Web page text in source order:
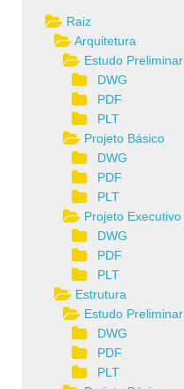
Raiz
Arquitetura
Estudo Preliminar
DWG
PDF
PLT
Projeto Básico
DWG
PDF
PLT
Projeto Executivo
DWG
PDF
PLT
Estrutura
Estudo Preliminar
DWG
PDF
PLT